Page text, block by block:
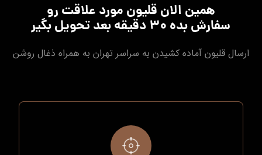
همین الان قلیون مورد علاقت رو
سفارش بده ۳۰ دقیقه بعد تحویل بگیر
ارسال قلیون آماده کشیدن به سراسر تهران به همراه ذغال روشن